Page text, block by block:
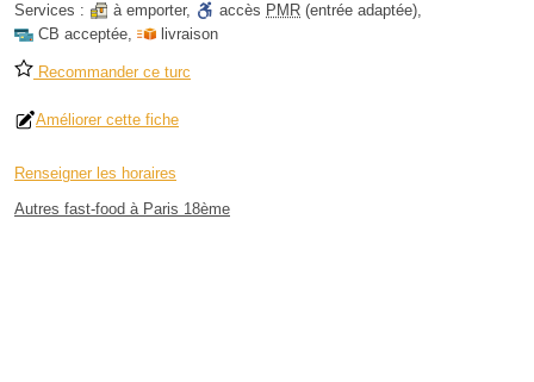
Services : à emporter, accès PMR (entrée adaptée),
CB acceptée, livraison
Recommander ce turc
Améliorer cette fiche
Renseigner les horaires
Autres fast-food à Paris 18ème